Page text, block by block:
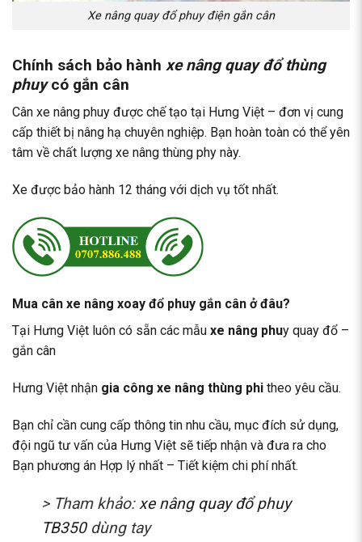
Xe nâng quay đổ phuy điện gắn cân
Chính sách bảo hành xe nâng quay đổ thùng
phuycó gắn cân
Cân xe nâng phuy được chế tạo tại Hưng Việt – đơn vị cung
cấp thiết bị nâng hạ chuyên nghiệp. Bạn hoàn toàn có thể yên
tâm về chất lượng xe nâng thùng phy này.
Xe được bảo hành 12 tháng với dịch vụ tốt nhất.
Mua cân xe nâng xoay đổ phuy gắn cân ở đâu?
Tại Hưng Việt luôn có sẵn các mẫu xe nâng phuy quay đổ –
gắn cân
Hưng Việt nhận gia công xe nâng thùng phi theo yêu cầu.
Bạn chỉ cần cung cấp thông tin nhu cầu, mục đích sử dụng,
đội ngũ tư vấn của Hưng Việt sẽ tiếp nhận và đưa ra cho
Bạn phương án Hợp lý nhất – Tiết kiệm chi phí nhất.
> Tham khảo:xe nâng quay đổ phuy
TB350dùng tay